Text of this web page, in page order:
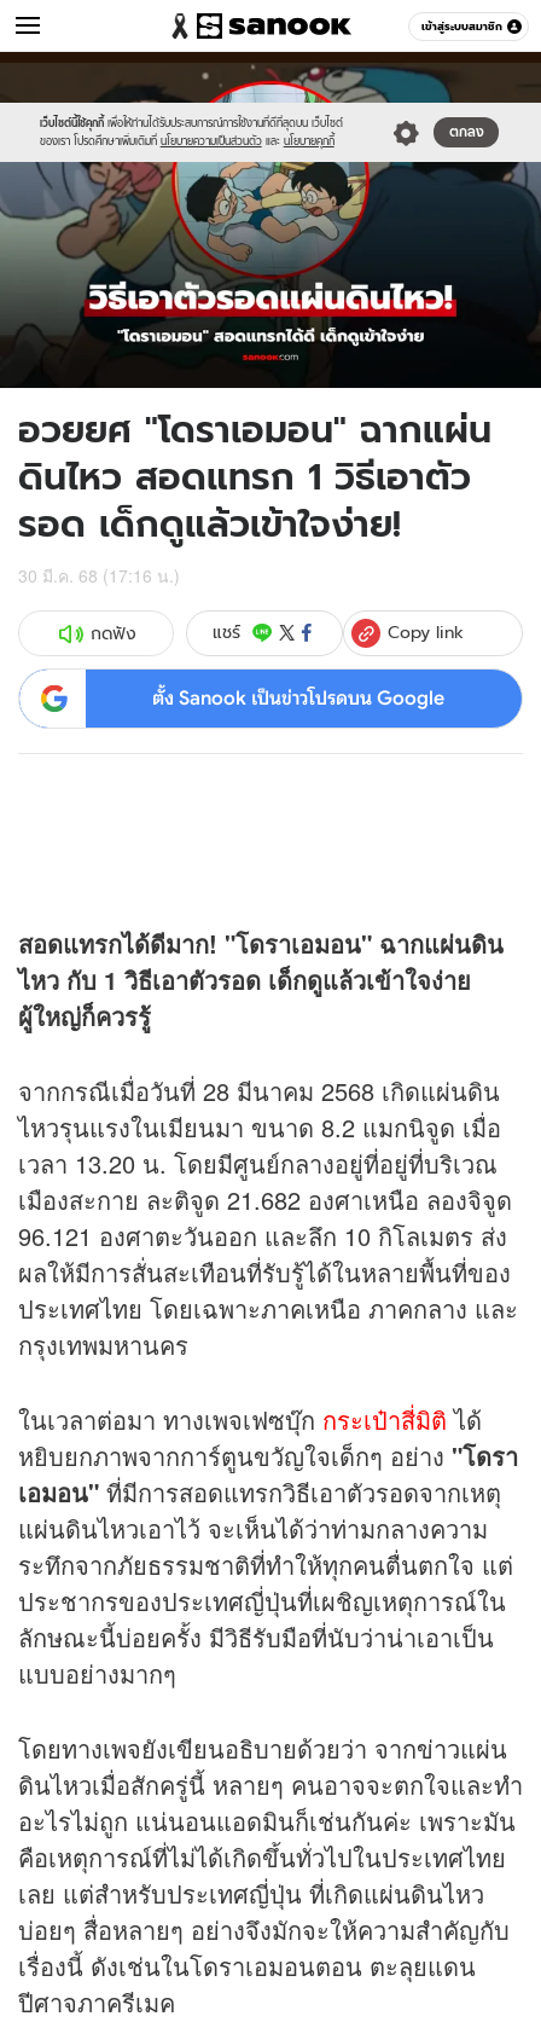
เข้าสู่ระบบสมาชิก
ข่าว หมวดอื่นๆ
เว็บไซต์นี้ใช้คุกกี้ เพื่อให้ท่านได้รับประสบการณ์การใช้งานที่ดีที่สุดบน เว็บไซต์
ของเรา โปรดศึกษาเพิ่มเติมที่ นโยบายความเป็นส่วนตัว และ นโยบายคุกกี้
ตกลง
//s.isanook.com/sr/0/images/logo-
new-
sanook.png
//s.isanook.com/ns/0/ud/1954/9771738/newnew-
thumbnail1200x720(5).jpg
อวยยศ "โดราเอมอน" ฉากแผ่น
ดินไหว สอดแทรก 1 วิธีเอาตัว
รอด เด็กดูแล้วเข้าใจง่าย!
30 มี.ค. 68 (17:16 น.)
กดฟัง แชร์ Copy link
ตั้ง Sanook เป็นข่าวโปรดบน Google
สอดแทรกได้ดีมาก! "โดราเอมอน" ฉากแผ่นดิน
ไหว กับ 1 วิธีเอาตัวรอด เด็กดูแล้วเข้าใจง่าย
ผู้ใหญ่ก็ควรรู้
จากกรณีเมื่อวันที่ 28 มีนาคม 2568 เกิดแผ่นดิน
ไหวรุนแรงในเมียนมา ขนาด 8.2 แมกนิจูด เมื่อ
เวลา 13.20 น. โดยมีศูนย์กลางอยู่ที่อยู่ที่บริเวณ
เมืองสะกาย ละติจูด 21.682 องศาเหนือ ลองจิจูด
96.121 องศาตะวันออก และลึก 10 กิโลเมตร ส่ง
ผลให้มีการสั่นสะเทือนที่รับรู้ได้ในหลายพื้นที่ของ
ประเทศไทย โดยเฉพาะภาคเหนือ ภาคกลาง และ
กรุงเทพมหานคร
ในเวลาต่อมา ทางเพจเฟซบุ๊ก กระเป๋าสี่มิติได้
หยิบยกภาพจากการ์ตูนขวัญใจเด็กๆ อย่าง "โดรา
เอมอน" ที่มีการสอดแทรกวิธีเอาตัวรอดจากเหตุ
แผ่นดินไหวเอาไว้ จะเห็นได้ว่าท่ามกลางความ
ระทึกจากภัยธรรมชาติที่ทำให้ทุกคนตื่นตกใจ แต่
ประชากรของประเทศญี่ปุ่นที่เผชิญเหตุการณ์ใน
ลักษณะนี้บ่อยครั้ง มีวิธีรับมือที่นับว่าน่าเอาเป็น
แบบอย่างมากๆ
โดยทางเพจยังเขียนอธิบายด้วยว่า จากข่าวแผ่น
ดินไหวเมื่อสักครู่นี้ หลายๆ คนอาจจะตกใจและทำ
อะไรไม่ถูก แน่นอนแอดมินก็เช่นกันค่ะ เพราะมัน
คือเหตุการณ์ที่ไม่ได้เกิดขึ้นทั่วไปในประเทศไทย
เลย แต่สำหรับประเทศญี่ปุ่น ที่เกิดแผ่นดินไหว
บ่อยๆ สื่อหลายๆ อย่างจึงมักจะให้ความสำคัญกับ
เรื่องนี้ ดังเช่นในโดราเอมอนตอน ตะลุยแดน
ปีศาจภาครีเมค